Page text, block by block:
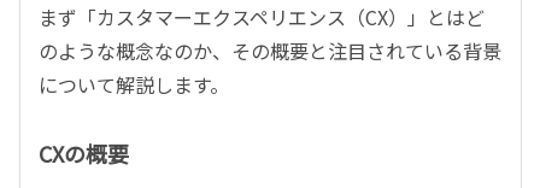
まず「カスタマーエクスペリエンス（CX）」とはど
のような概念なのか、その概要と注目されている背景
について解説します。
CXの概要